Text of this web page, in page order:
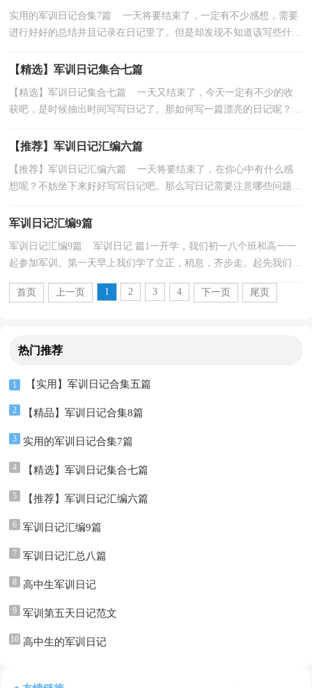
实用的军训日记合集7篇 一天将要结束了，一定有不少感想，需要
进行好好的总结并且记录在日记里了。但是却发现不知道该写些什
【精选】军训日记集合七篇
【精选】军训日记集合七篇 一天又结束了，今天一定有不少的收
获吧，是时候抽出时间写写日记了。那如何写一篇漂亮的日记呢？下
【推荐】军训日记汇编六篇
【推荐】军训日记汇编六篇 一天将要结束了，在你心中有什么感
想呢？不妨坐下来好好写写日记吧。那么写日记需要注意哪些问题
军训日记汇编9篇
军训日记汇编9篇 军训日记 篇1一开学，我们初一八个班和高一一
起参加军训。第一天早上我们学了立正，稍息，齐步走。起先我们教
首页
上一页 1 2 3 4 下一页 尾页
热门推荐
1 【实用】军训日记合集五篇
2 【精品】军训日记合集8篇
3 实用的军训日记合集7篇
4 【精选】军训日记集合七篇
5 【推荐】军训日记汇编六篇
6 军训日记汇编9篇
7 军训日记汇总八篇
8 高中生军训日记
9 军训第五天日记范文
10 高中生的军训日记